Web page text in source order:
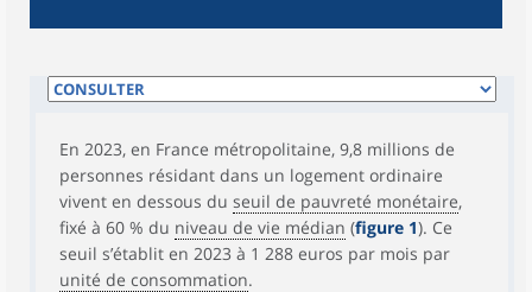
En 2023, en France métropolitaine, 9,8 millions de
personnes résidant dans un logement ordinaire
vivent en dessous du seuil de pauvreté monétaire,
fixé à 60 % du niveau de vie médian (figure 1). Ce
seuil s’établit en 2023 à 1 288 euros par mois par
unité de consommation.